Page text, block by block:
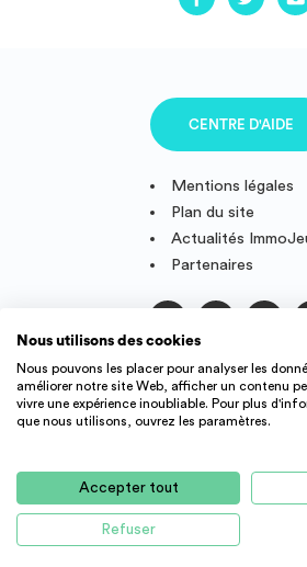
AUCUN LOGEMENT DISPONIBLE
Mentions légales
Plan du site
Actualités
Partenaires
CENTRE D'AIDE
Suivez-nous
France.
Des offres de logement étudiant et
France : résidence étudiant, agence
d'appartement, studio,
Nous utilisons des cookies
Nous pouvons les placer pour analyser les
améliorer notre site Web, afficher un contenu
vivre une expérience inoubliable. Pour plus
que nous utilisons, ouvrez les paramètres.
Accepter tout
Refuser